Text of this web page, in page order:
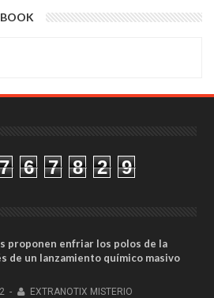
6 7 8 2 9
proponen enfriar los polos de la
de un lanzamiento químico masivo
- EXTRANOTIX MISTERIO